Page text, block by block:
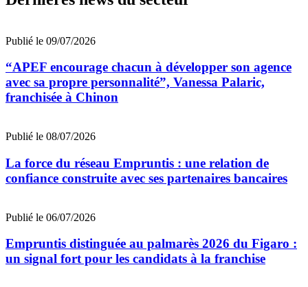
Publié le 09/07/2026
“APEF encourage chacun à développer son agence
avec sa propre personnalité”, Vanessa Palaric,
franchisée à Chinon
Publié le 08/07/2026
La force du réseau Empruntis : une relation de
confiance construite avec ses partenaires bancaires
Publié le 06/07/2026
Empruntis distinguée au palmarès 2026 du Figaro :
un signal fort pour les candidats à la franchise